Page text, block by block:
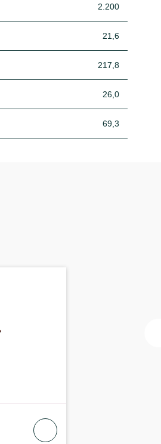
2.200
21,6
217,8
26,0
69,3